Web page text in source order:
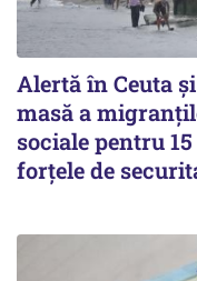
Alertă în Ceuta
masă a
sociale pentru
forțele de